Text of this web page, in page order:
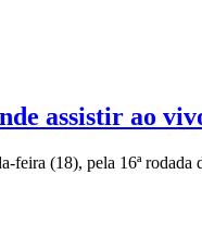
assistir ao
feira (18), pela 16ª rodada